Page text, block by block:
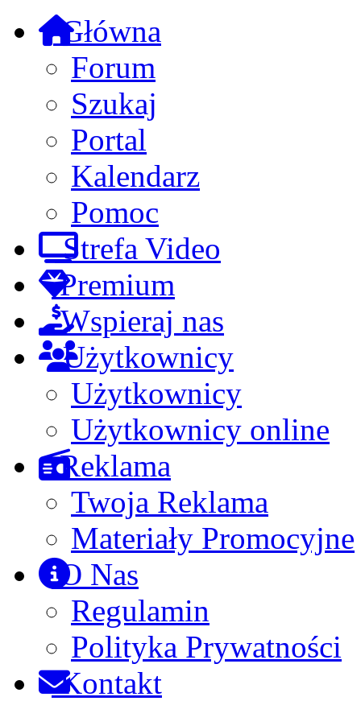
Główna
Forum
Szukaj
Portal
Kalendarz
Pomoc
Strefa Video
Premium
Wspieraj nas
Użytkownicy
Użytkownicy
Użytkownicy online
Reklama
Twoja Reklama
Materiały Promocyjne
O Nas
Regulamin
Polityka Prywatności
Kontakt